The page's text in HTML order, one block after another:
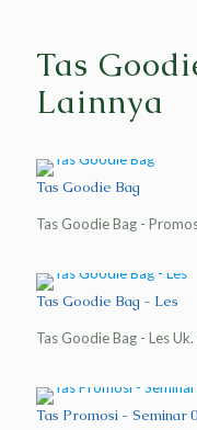
Tas
Lainnya
Tas Goodie Bag
Tas Goodie Bag -
Tas Goodie Bag - Les
Tas Goodie Bag - Les
Tas Promosi - Seminar